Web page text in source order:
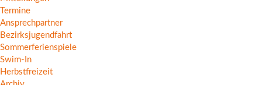
Termine
Ansprechpartner
Bezirksjugendfahrt
Sommerferienspiele
Swim-In
Herbstfreizeit